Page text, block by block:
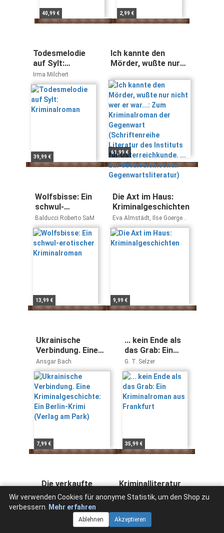
40,99 € 2,99 €
Todesmelodie
auf Sylt:
Kriminalroman
Irma Milchert
39,99 €
Ich kannte den
Mörder, wußte nur
Zum Kriminalroman
der Gegenwart
(Schriftenreihe
Literatur des
Instituts für
Österreichkunde. ...
zur österreichischen
Gegenwartsliteratur)
61,99 €
Wolfsbisse: Ein
schwul-
erotischer
Kriminalroman
Balducci Roberto SaM
13,99 €
Die Axt im Haus:
Kriminalgeschichten
Eva Almstädt, Ilse Goergen,
Angelika Schröder,
Alexander Benra, Willi
Corsten, Carmen Caputo,
9,99 €
Ukrainische
Verbindung. Eine
Kriminalgeschichte:
Ein Berlin-Krimi
(Verlag am Park)
Ansgar Bach
7,99 €
... kein Ende als
das Grab: Ein
Kriminalroman
aus Frankfurt
G. T. Selzer
35,99 €
Die verkaufte
Schwester: Ein
Leah & Louis
Olivia Meltz
Kriminalliteratur
(Dichtung in
Theorie und
Praxis)
Wir verwenden Cookies für anonyme Statistik, um den Shop zu
verbessern.
Mehr erfahren
Ablehnen Akzeptieren